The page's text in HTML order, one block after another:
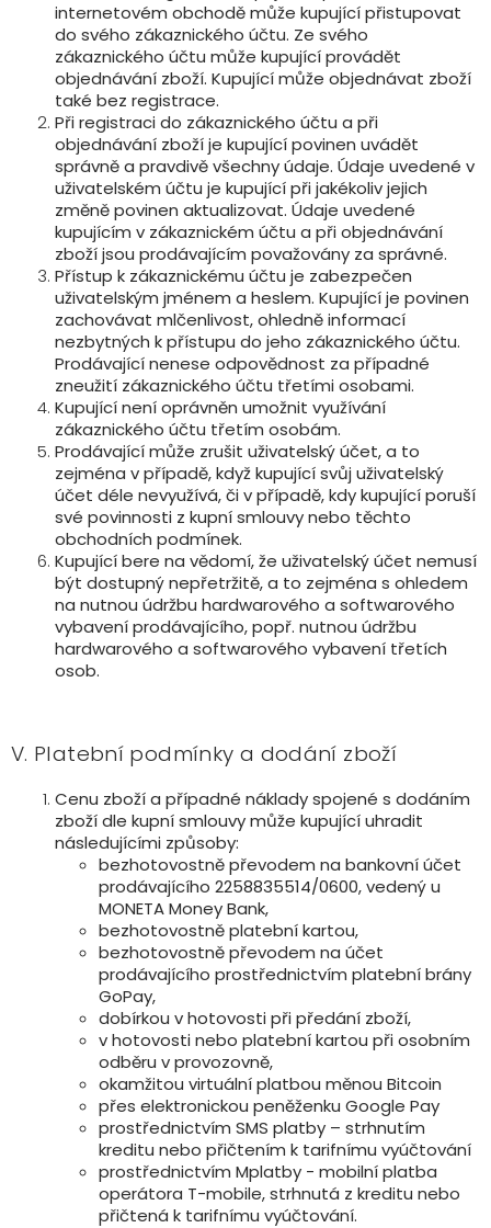
internetovém obchodě může kupující přistupovat
do svého zákaznického účtu. Ze svého
zákaznického účtu může kupující provádět
objednávání zboží. Kupující může objednávat zboží
také bez registrace.
Při registraci do zákaznického účtu a při
objednávání zboží je kupující povinen uvádět
správně a pravdivě všechny údaje. Údaje uvedené v
uživatelském účtu je kupující při jakékoliv jejich
změně povinen aktualizovat. Údaje uvedené
kupujícím v zákaznickém účtu a při objednávání
zboží jsou prodávajícím považovány za správné.
Přístup k zákaznickému účtu je zabezpečen
uživatelským jménem a heslem. Kupující je povinen
zachovávat mlčenlivost, ohledně informací
nezbytných k přístupu do jeho zákaznického účtu.
Prodávající nenese odpovědnost za případné
zneužití zákaznického účtu třetími osobami.
Kupující není oprávněn umožnit využívání
zákaznického účtu třetím osobám.
Prodávající může zrušit uživatelský účet, a to
zejména v případě, když kupující svůj uživatelský
účet déle nevyužívá, či v případě, kdy kupující poruší
své povinnosti z kupní smlouvy nebo těchto
obchodních podmínek.
Kupující bere na vědomí, že uživatelský účet nemusí
být dostupný nepřetržitě, a to zejména s ohledem
na nutnou údržbu hardwarového a softwarového
vybavení prodávajícího, popř. nutnou údržbu
hardwarového a softwarového vybavení třetích
osob.
V. Platební podmínky a dodání zboží
Cenu zboží a případné náklady spojené s dodáním
zboží dle kupní smlouvy může kupující uhradit
následujícími způsoby:
bezhotovostně převodem na bankovní účet
prodávajícího 2258835514/0600, vedený u
MONETA Money Bank,
bezhotovostně platební kartou,
bezhotovostně převodem na účet
prodávajícího prostřednictvím platební brány
GoPay,
dobírkou v hotovosti při předání zboží,
v hotovosti nebo platební kartou při osobním
odběru v provozovně,
okamžitou virtuální platbou měnou Bitcoin
přes elektronickou peněženku Google Pay
prostřednictvím SMS platby – strhnutím
kreditu nebo přičtením k tarifnímu vyúčtování
prostřednictvím Mplatby - mobilní platba
operátora T-mobile, strhnutá z kreditu nebo
přičtená k tarifnímu vyúčtování.